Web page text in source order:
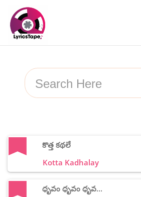
కొత్త కథలే
Kotta Kadhalay
ధృవం ధృవం ధృవ...